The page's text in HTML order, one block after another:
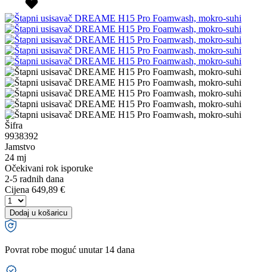
Šifra
9938392
Jamstvo
24 mj
Očekivani rok isporuke
2-5 radnih dana
Cijena 649,89 €
Dodaj u košaricu
Povrat robe moguć unutar 14 dana